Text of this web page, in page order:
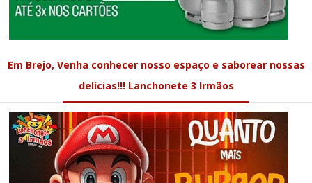
Em Brejo, Venha conhecer nosso espaço e saborear nossas
delícias!!! Lanchonete 3 Irmãos